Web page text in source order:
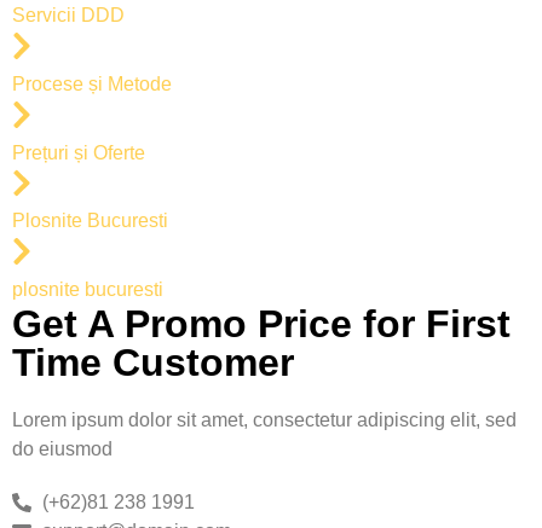
Servicii DDD
Procese și Metode
Prețuri și Oferte
Plosnite Bucuresti
plosnite bucuresti
Get A Promo Price for First
Time Customer
Lorem ipsum dolor sit amet, consectetur adipiscing elit, sed
do eiusmod
(+62)81 238 1991